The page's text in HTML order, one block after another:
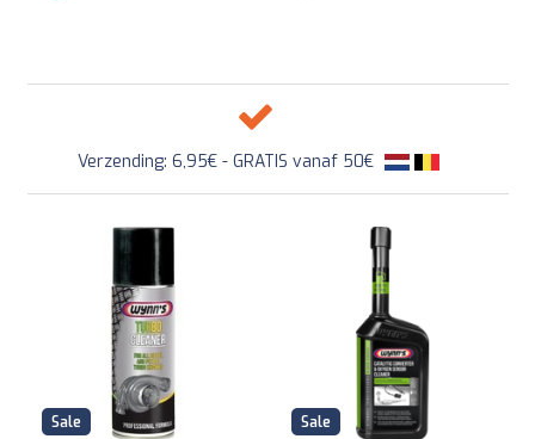
Verzending: 6,95€ - GRATIS vanaf 50€
Sale Sale